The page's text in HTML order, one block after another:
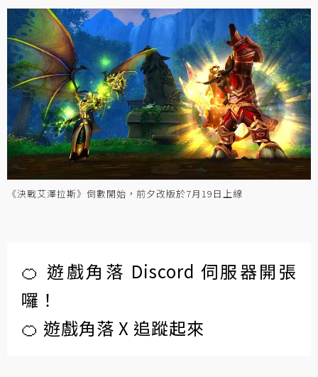
《決戰艾澤拉斯》倒數開始，前夕改版於7月19日上線
🍊 遊戲角落 Discord 伺服器開張
囉！
🍊 遊戲角落 X 追蹤起來